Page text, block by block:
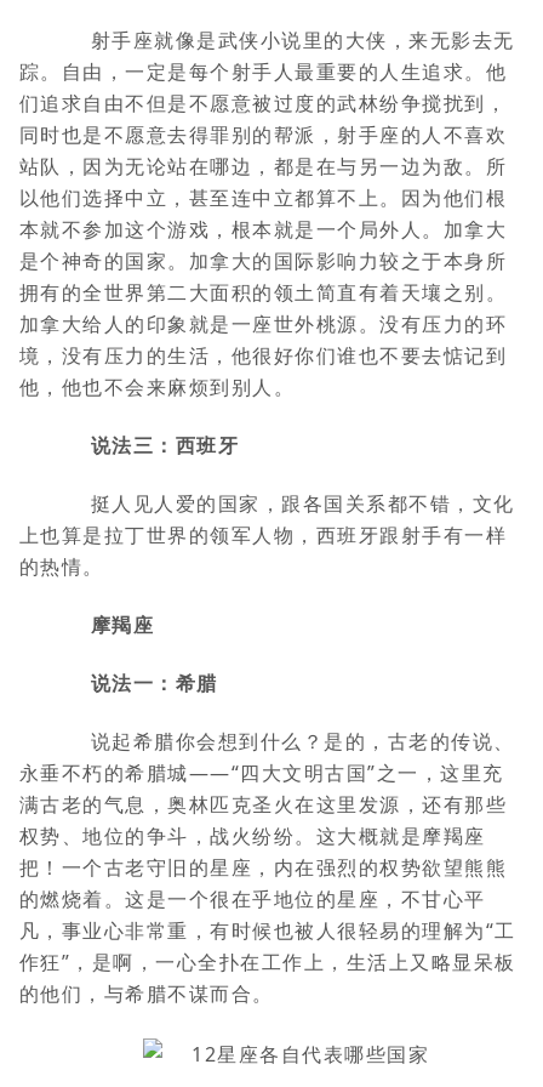
射手座就像是武侠小说里的大侠，来无影去无
踪。自由，一定是每个射手人最重要的人生追求。他
们追求自由不但是不愿意被过度的武林纷争搅扰到，
同时也是不愿意去得罪别的帮派，射手座的人不喜欢
站队，因为无论站在哪边，都是在与另一边为敌。所
以他们选择中立，甚至连中立都算不上。因为他们根
本就不参加这个游戏，根本就是一个局外人。加拿大
是个神奇的国家。加拿大的国际影响力较之于本身所
拥有的全世界第二大面积的领土简直有着天壤之别。
加拿大给人的印象就是一座世外桃源。没有压力的环
境，没有压力的生活，他很好你们谁也不要去惦记到
他，他也不会来麻烦到别人。
说法三：西班牙
挺人见人爱的国家，跟各国关系都不错，文化
上也算是拉丁世界的领军人物，西班牙跟射手有一样
的热情。
摩羯座
说法一：希腊
说起希腊你会想到什么？是的，古老的传说、
永垂不朽的希腊城——“四大文明古国”之一，这里充
满古老的气息，奥林匹克圣火在这里发源，还有那些
权势、地位的争斗，战火纷纷。这大概就是摩羯座
把！一个古老守旧的星座，内在强烈的权势欲望熊熊
的燃烧着。这是一个很在乎地位的星座，不甘心平
凡，事业心非常重，有时候也被人很轻易的理解为“工
作狂”，是啊，一心全扑在工作上，生活上又略显呆板
的他们，与希腊不谋而合。